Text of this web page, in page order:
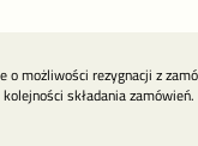
o możliwości rezygnacji z
składania zamówień.